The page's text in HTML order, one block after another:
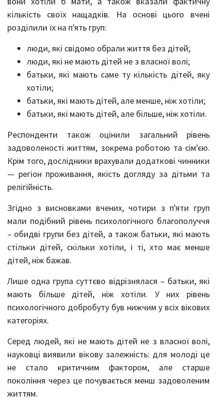
кількість своїх нащадків. На основі цього вчені
розділили їх на п'ять груп:
люди, які свідомо обрали життя без дітей;
люди, які не мають дітей не з власної волі;
батьки, які мають саме ту кількість дітей, яку
хотіли;
батьки, які мають дітей, але менше, ніж хотіли;
батьки, які мають дітей, але більше, ніж хотіли.
Респонденти також оцінили загальний рівень
задоволеності життям, зокрема роботою та сім'єю.
Крім того, дослідники врахували додаткові чинники
— регіон проживання, якість догляду за дітьми та
релігійність.
Згідно з висновками вчених, чотири з п'яти груп
мали подібний рівень психологічного благополуччя
– обидві групи без дітей, а також батьки, які мають
стільки дітей, скільки хотіли, і ті, хто має менше
дітей, ніж бажав.
Лише одна група суттєво відрізнялася – батьки, які
мають більше дітей, ніж хотіли. У них рівень
психологічного добробуту був нижчим у всіх вікових
категоріях.
Серед людей, які не мають дітей не з власної волі,
науковці виявили вікову залежність: для молоді це
не стало критичним фактором, але старше
покоління через це почувається менш задоволеним
життям.